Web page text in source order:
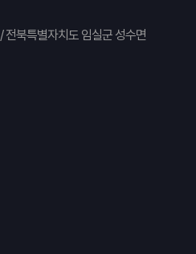
북특별자치도 임실군 성수면